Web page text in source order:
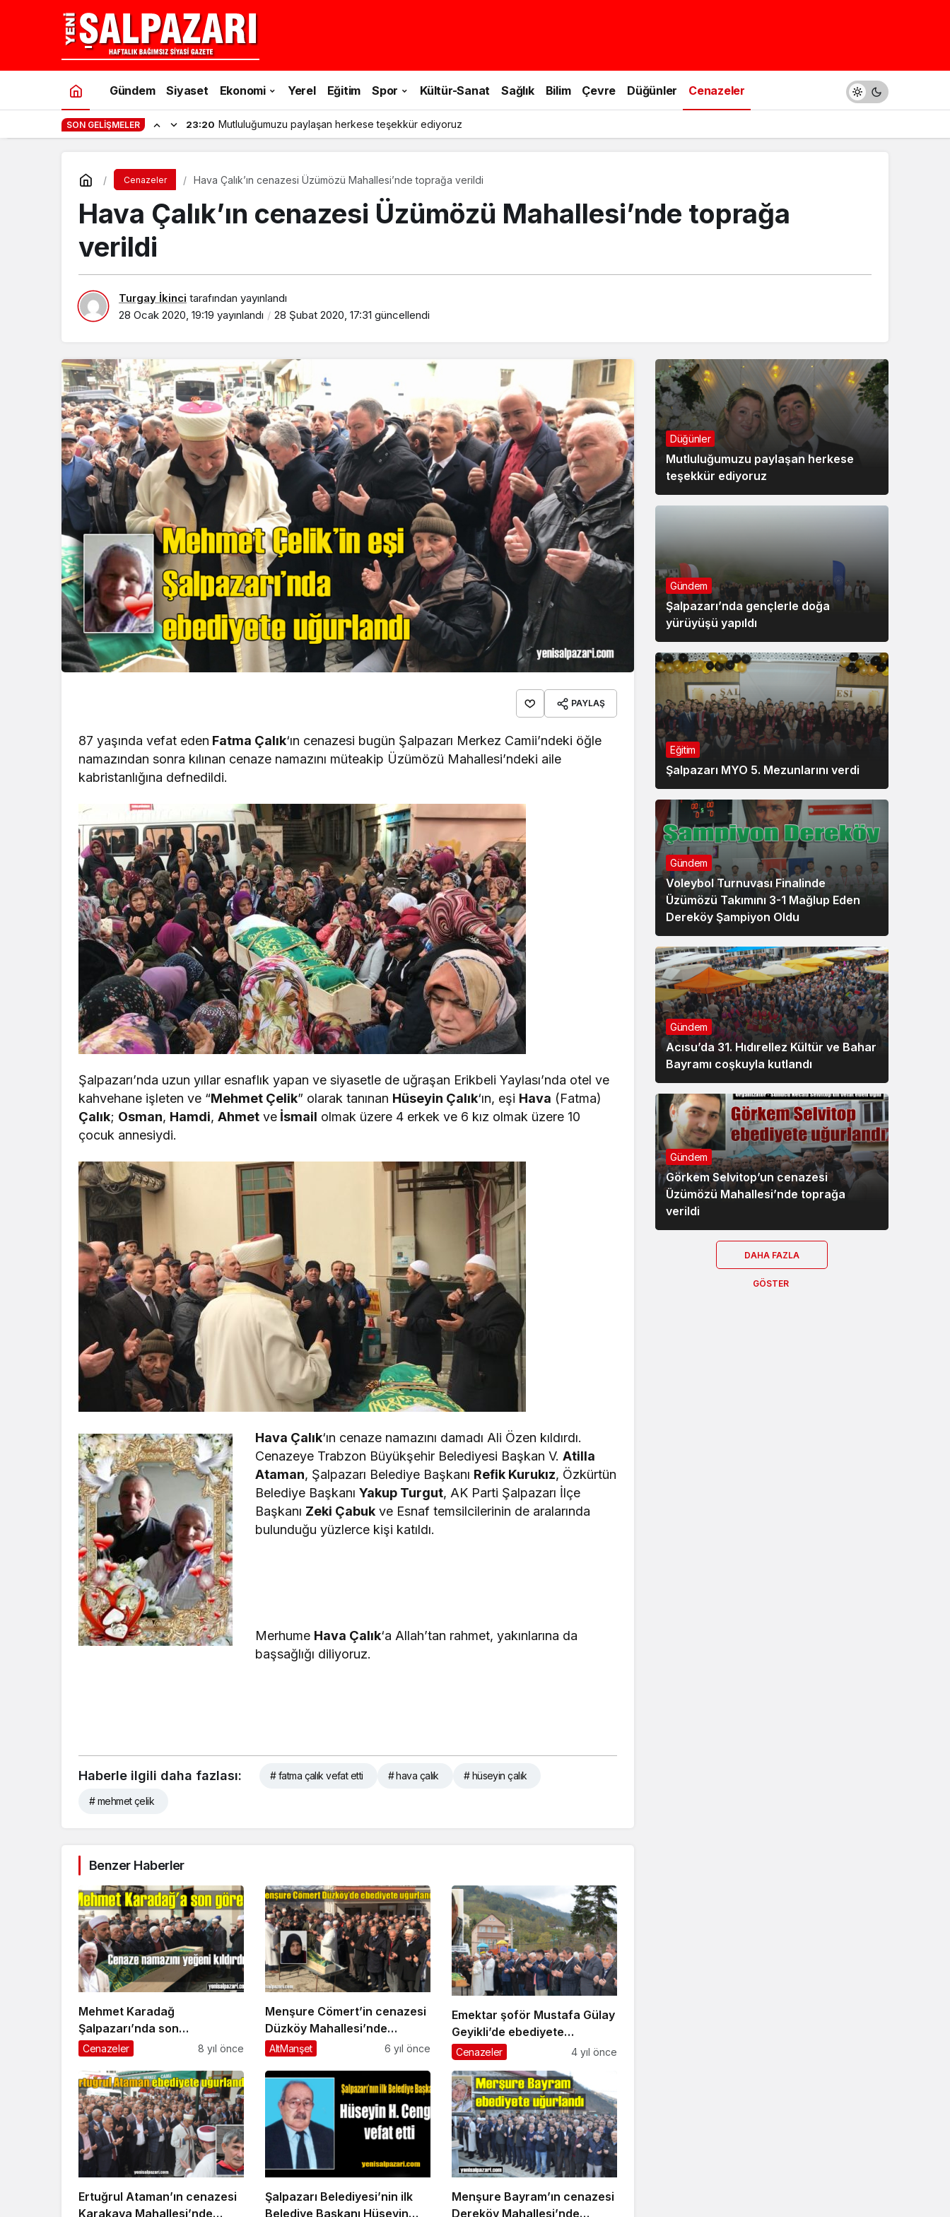
Gündem Siyaset Ekonomi Yerel Eğitim Spor Kültür-Sanat Sağlık Bilim Çevre Düğünler Cenazeler
SON GELIŞMELER 23:20 Mutluluğumuzu paylaşan herkese teşekkür ediyoruz
Cenazeler Hava Çalık’ın cenazesi Üzümözü Mahallesi’nde toprağa verildi
Hava Çalık’ın cenazesi Üzümözü Mahallesi’nde toprağa
verildi
Turgay İkinci tarafından yayınlandı
28 Ocak 2020, 19:19 yayınlandı 28 Şubat 2020, 17:31 güncellendi
PAYLAŞ
87 yaşında vefat eden Fatma Çalık‘ın cenazesi bugün Şalpazarı Merkez Camii’ndeki öğle
namazından sonra kılınan cenaze namazını müteakip Üzümözü Mahallesi’ndeki aile
kabristanlığına defnedildi.
Şalpazarı’nda uzun yıllar esnaflık yapan ve siyasetle de uğraşan Erikbeli Yaylası’nda otel ve
kahvehane işleten ve “Mehmet Çelik” olarak tanınan Hüseyin Çalık‘ın, eşi Hava (Fatma)
Çalık; Osman, Hamdi,Ahmet ve İsmail olmak üzere 4 erkek ve 6 kız olmak üzere 10
çocuk annesiydi.
Hava Çalık‘ın cenaze namazını damadı Ali Özen kıldırdı.
Cenazeye Trabzon Büyükşehir Belediyesi Başkan V. Atilla
Ataman, Şalpazarı Belediye Başkanı Refik Kurukız, Özkürtün
Belediye Başkanı Yakup Turgut, AK Parti Şalpazarı İlçe
Başkanı Zeki Çabukve Esnaf temsilcilerinin de aralarında
bulunduğu yüzlerce kişi katıldı.
Merhume Hava Çalık‘a Allah’tan rahmet, yakınlarına da
başsağlığı diliyoruz.
Haberle ilgili daha fazlası: # fatma çalık vefat etti # hava çalık # hüseyin çalık
# mehmet çelik
Benzer Haberler
Mehmet Karadağ
Şalpazarı’nda son
yolculuğuna uğurlandı
Cenazeler 8 yıl önce
Menşure Cömert’in cenazesi
Düzköy Mahallesi’nde
toprağa verildi
AltManşet 6 yıl önce
Emektar şoför Mustafa Gülay
Geyikli’de ebediyete
uğurlandı
Cenazeler 4 yıl önce
Ertuğrul Ataman’ın cenazesi
Karakaya Mahallesi’nde
Şalpazarı Belediyesi’nin ilk
Belediye Başkanı Hüseyin
Menşure Bayram’ın cenazesi
Dereköy Mahallesi’nde
Düğünler
Mutluluğumuzu paylaşan herkese
teşekkür ediyoruz
Gündem
Şalpazarı’nda gençlerle doğa
yürüyüşü yapıldı
Eğitim
Şalpazarı MYO 5. Mezunlarını verdi
Gündem
Voleybol Turnuvası Finalinde
Üzümözü Takımını 3-1 Mağlup Eden
Dereköy Şampiyon Oldu
Gündem
Acısu’da 31. Hıdırellez Kültür ve Bahar
Bayramı coşkuyla kutlandı
Gündem
Görkem Selvitop’un cenazesi
Üzümözü Mahallesi’nde toprağa
verildi
DAHA FAZLA
GÖSTER